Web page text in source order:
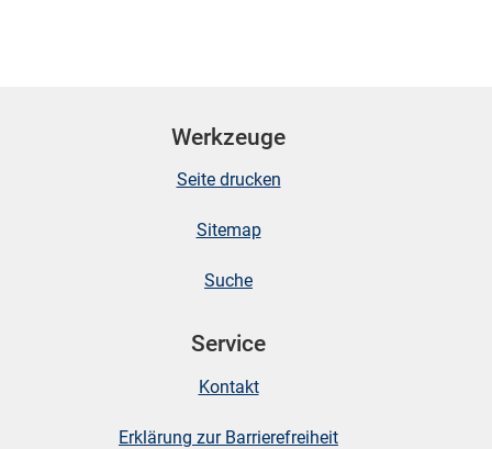
Werkzeuge
Seite drucken
Sitemap
Suche
Service
Kontakt
Erklärung zur Barrierefreiheit